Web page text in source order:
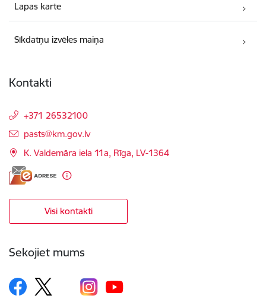
Lapas karte
Sīkdatņu izvēles maiņa
Kontakti
+371 26532100
E-pasts:
pasts@km.gov.lv
K. Valdemāra iela 11a, Rīga, LV-1364
Visi kontakti
Sekojiet mums